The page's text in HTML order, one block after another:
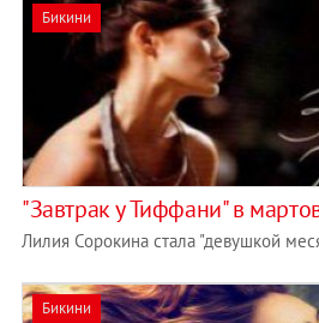
Бикини
"Завтрак у Тиффани" в
Лилия Сорокина стала "девушкой
Бикини